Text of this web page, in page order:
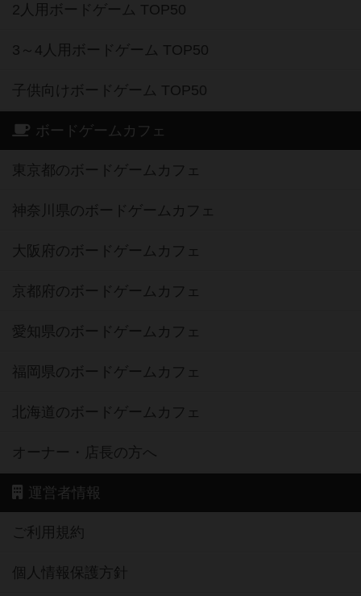
2人用ボードゲーム TOP50
3～4人用ボードゲーム TOP50
子供向けボードゲーム TOP50
ボードゲームカフェ
東京都のボードゲームカフェ
神奈川県のボードゲームカフェ
大阪府のボードゲームカフェ
京都府のボードゲームカフェ
愛知県のボードゲームカフェ
福岡県のボードゲームカフェ
北海道のボードゲームカフェ
オーナー・店長の方へ
運営者情報
ご利用規約
個人情報保護方針